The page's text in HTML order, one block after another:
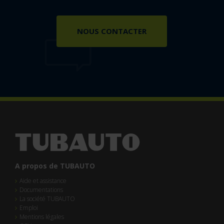
NOUS CONTACTER
A propos de TUBAUTO
Aide et assistance
Documentations
La société TUBAUTO
Emploi
Mentions légales